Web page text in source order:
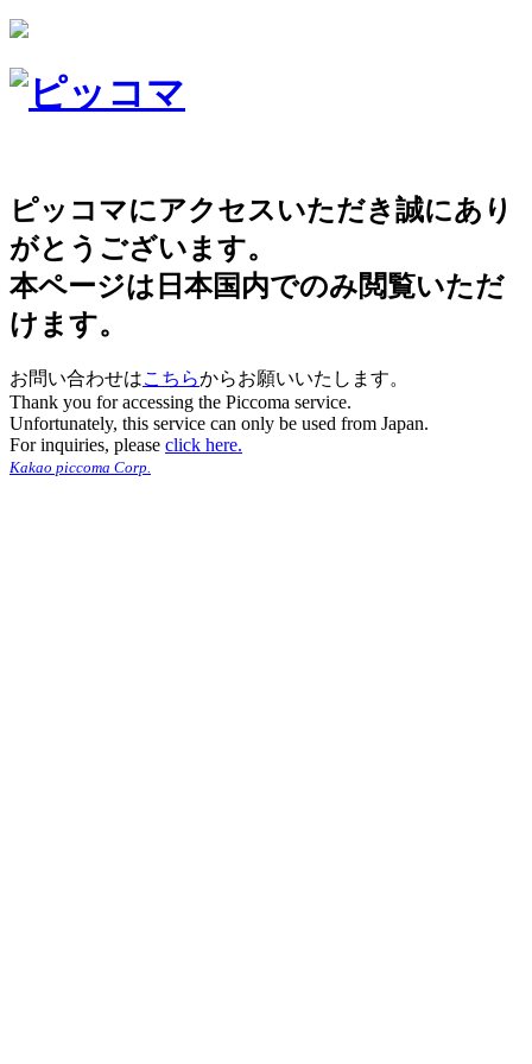
ピッコマにアクセスいただき誠にあり
がとうございます。
本ページは日本国内でのみ閲覧いただ
けます。
お問い合わせはこちらからお願いいたします。
Thank you for accessing the Piccoma service.
Unfortunately, this service can only be used from Japan.
For inquiries, please click here.
Kakao piccoma Corp.